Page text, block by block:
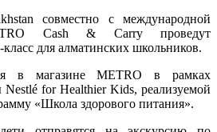
совместно с международной
Cash & Carry проведут
класс для алматинских школьников.
в магазине METRO в рамках
for Healthier Kids, реализуемой
«Школа здорового питания».